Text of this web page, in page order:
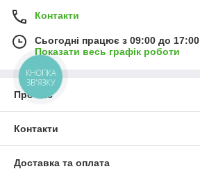
Контакти
Сьогодні працює з 09:00 до 17:00
Показати весь графік роботи
Про нас
Контакти
Доставка та оплата
КНОПКА
ЗВ'ЯЗКУ